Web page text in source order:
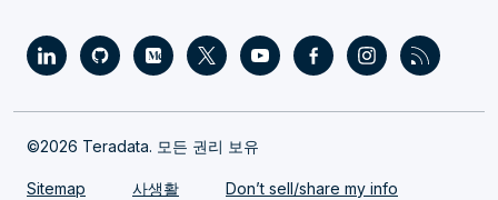
©2026 Teradata. 모든 권리 보유
Sitemap 사생활 Don’t sell/share my info